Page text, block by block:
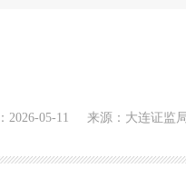
2026-05-11 来源：大连证监